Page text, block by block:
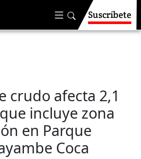
Suscríbete
crudo afecta 2,1
incluye zona
en Parque
Coca